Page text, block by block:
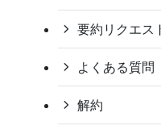
要約リクエス
よくある質問
解約